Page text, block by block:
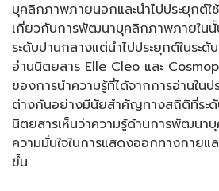
บุคลิกภาพภายนอกและนำไปประยุกต์ใ
เกี่ยวกับการพัฒนาบุคลิกภาพภายในนั้
ระดับปานกลางแต่นำไปประยุกต์ในระ
อ่านนิตยสาร Elle Cleo และ
ของการนำความรู้ที่ได้จากการอ่านใน
ต่างกันอย่างมีนัยสำคัญทางสถิติที่ระ
นิตยสารเห็นว่าความรู้ด้านการพัฒนา
ความมั่นใจในการแสดงออกทางกายแ
ขึ้น